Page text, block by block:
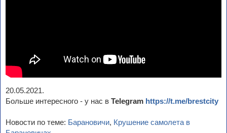
20.05.2021.
Больше интересного - у нас в Telegram https://t.me/brestcity
Новости по теме: Барановичи, Крушение самолета в